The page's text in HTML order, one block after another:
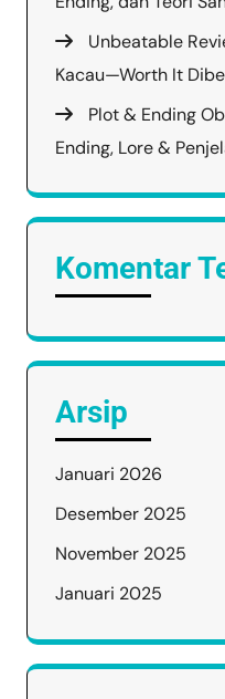
Unbeatable
Kacau—Worth It
Plot & Ending
Ending, Lore &
Komentar
Arsip
Januari 2026
Desember 2025
November 2025
Januari 2025